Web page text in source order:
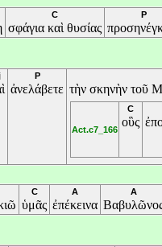
C
σφάγια καὶ θυσίας
P
P
ἀνελάβετε τὴν σκηνὴν τοῦ
Act.c7_166
C
οὓς
C
ὑμᾶς
A
ἐπέκεινα
A